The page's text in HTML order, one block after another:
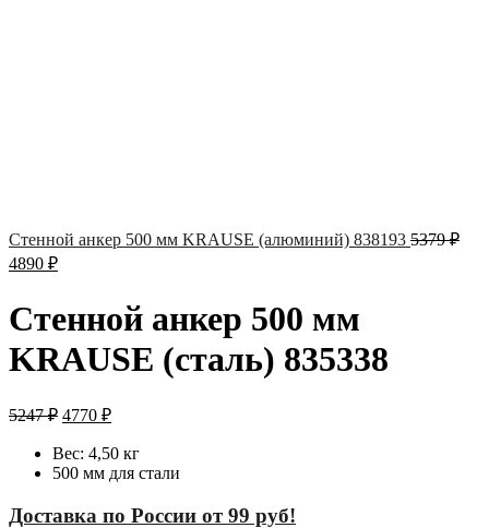
Стенной анкер 500 мм KRAUSE (алюминий) 838193 5379₽
4890 ₽
Стенной анкер 500 мм
KRAUSE (сталь) 835338
5247₽ 4770 ₽
Вес: 4,50 кг
500 мм для стали
Доставка по России от 99 руб!